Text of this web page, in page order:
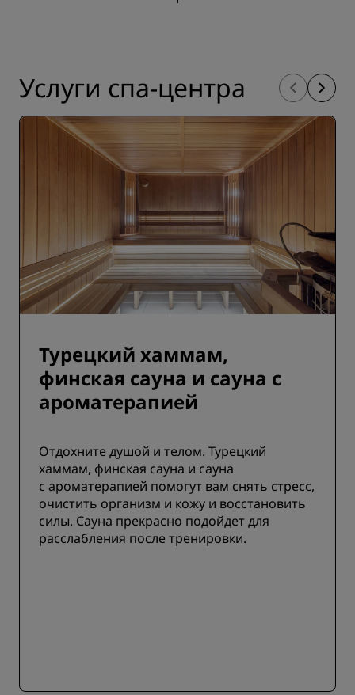
Услуги спа-центра
Турецкий хаммам,
финская сауна и сауна с
ароматерапией
Отдохните душой и телом. Турецкий
хаммам, финская сауна и сауна
с ароматерапией помогут вам снять стресс,
очистить организм и кожу и восстановить
силы. Сауна прекрасно подойдет для
расслабления после тренировки.